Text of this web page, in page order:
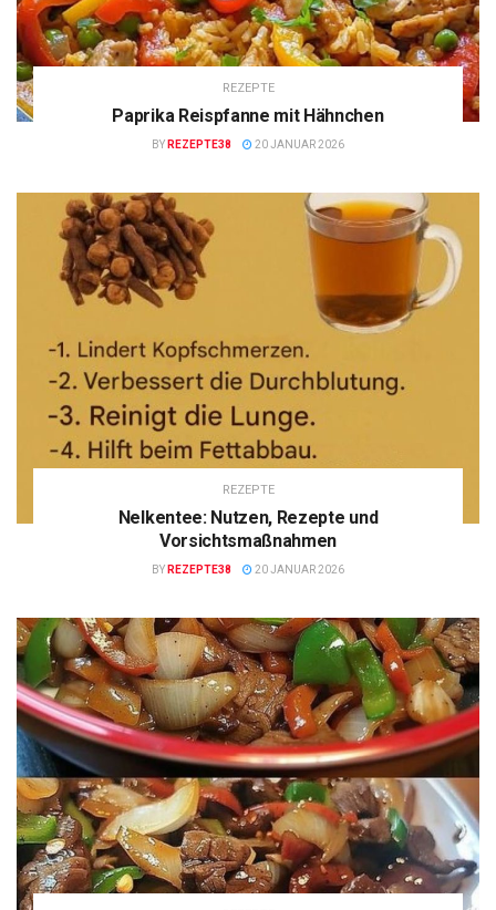
REZEPTE
Paprika Reispfanne mit Hähnchen
BY REZEPTE38 20 JANUAR 2026
REZEPTE
Nelkentee: Nutzen, Rezepte und
Vorsichtsmaßnahmen
BY REZEPTE38 20 JANUAR 2026